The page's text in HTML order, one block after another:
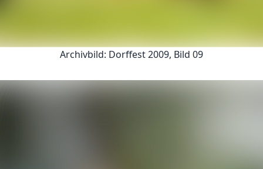
Archivbild: Dorffest 2009, Bild 09